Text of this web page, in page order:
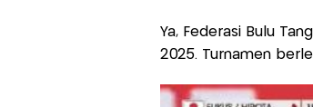
Ya, Federasi Bulu
2025. Turnamen